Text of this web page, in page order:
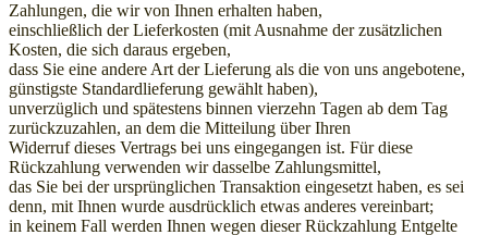
Zahlungen, die wir von Ihnen erhalten haben,
einschließlich der Lieferkosten (mit Ausnahme der zusätzlichen
Kosten, die sich daraus ergeben,
dass Sie eine andere Art der Lieferung als die von uns angebotene,
günstigste Standardlieferung gewählt haben),
unverzüglich und spätestens binnen vierzehn Tagen ab dem Tag
zurückzuzahlen, an dem die Mitteilung über Ihren
Widerruf dieses Vertrags bei uns eingegangen ist. Für diese
Rückzahlung verwenden wir dasselbe Zahlungsmittel,
das Sie bei der ursprünglichen Transaktion eingesetzt haben, es sei
denn, mit Ihnen wurde ausdrücklich etwas anderes vereinbart;
in keinem Fall werden Ihnen wegen dieser Rückzahlung Entgelte